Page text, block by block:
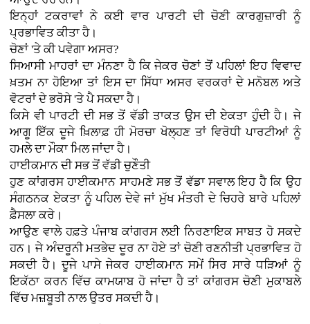
ਇਨ੍ਹਾਂ ਟਕਰਾਵਾਂ ਨੇ ਕਈ ਵਾਰ ਪਾਰਟੀ ਦੀ ਚੋਣੀ ਕਾਰਗੁਜ਼ਾਰੀ ਨੂੰ
ਪ੍ਰਭਾਵਿਤ ਕੀਤਾ ਹੈ।
ਚੋਣਾਂ 'ਤੇ ਕੀ ਪਵੇਗਾ ਅਸਰ?
ਸਿਆਸੀ ਮਾਹਰਾਂ ਦਾ ਮੰਨਣਾ ਹੈ ਕਿ ਜੇਕਰ ਚੋਣਾਂ ਤੋਂ ਪਹਿਲਾਂ ਇਹ ਵਿਵਾਦ
ਖ਼ਤਮ ਨਾ ਹੋਇਆ ਤਾਂ ਇਸ ਦਾ ਸਿੱਧਾ ਅਸਰ ਵਰਕਰਾਂ ਦੇ ਮਨੋਬਲ ਅਤੇ
ਵੋਟਰਾਂ ਦੇ ਭਰੋਸੇ 'ਤੇ ਪੈ ਸਕਦਾ ਹੈ।
ਕਿਸੇ ਵੀ ਪਾਰਟੀ ਦੀ ਸਭ ਤੋਂ ਵੱਡੀ ਤਾਕਤ ਉਸ ਦੀ ਏਕਤਾ ਹੁੰਦੀ ਹੈ। ਜੇ
ਆਗੂ ਇੱਕ ਦੂਜੇ ਖ਼ਿਲਾਫ਼ ਹੀ ਮੋਰਚਾ ਖੋਲ੍ਹਣ ਤਾਂ ਵਿਰੋਧੀ ਪਾਰਟੀਆਂ ਨੂੰ
ਹਮਲੇ ਦਾ ਮੌਕਾ ਮਿਲ ਜਾਂਦਾ ਹੈ।
ਹਾਈਕਮਾਨ ਦੀ ਸਭ ਤੋਂ ਵੱਡੀ ਚੁਣੌਤੀ
ਹੁਣ ਕਾਂਗਰਸ ਹਾਈਕਮਾਨ ਸਾਹਮਣੇ ਸਭ ਤੋਂ ਵੱਡਾ ਸਵਾਲ ਇਹ ਹੈ ਕਿ ਉਹ
ਸੰਗਠਨਕ ਏਕਤਾ ਨੂੰ ਪਹਿਲ ਦੇਵੇ ਜਾਂ ਮੁੱਖ ਮੰਤਰੀ ਦੇ ਚਿਹਰੇ ਬਾਰੇ ਪਹਿਲਾਂ
ਫ਼ੈਸਲਾ ਕਰੇ।
ਆਉਣ ਵਾਲੇ ਹਫ਼ਤੇ ਪੰਜਾਬ ਕਾਂਗਰਸ ਲਈ ਨਿਰਣਾਇਕ ਸਾਬਤ ਹੋ ਸਕਦੇ
ਹਨ। ਜੇ ਅੰਦਰੂਨੀ ਮਤਭੇਦ ਦੂਰ ਨਾ ਹੋਏ ਤਾਂ ਚੋਣੀ ਰਣਨੀਤੀ ਪ੍ਰਭਾਵਿਤ ਹੋ
ਸਕਦੀ ਹੈ। ਦੂਜੇ ਪਾਸੇ ਜੇਕਰ ਹਾਈਕਮਾਨ ਸਮੇਂ ਸਿਰ ਸਾਰੇ ਧੜਿਆਂ ਨੂੰ
ਇਕੱਠਾ ਕਰਨ ਵਿੱਚ ਕਾਮਯਾਬ ਹੋ ਜਾਂਦਾ ਹੈ ਤਾਂ ਕਾਂਗਰਸ ਚੋਣੀ ਮੁਕਾਬਲੇ
ਵਿੱਚ ਮਜ਼ਬੂਤੀ ਨਾਲ ਉਤਰ ਸਕਦੀ ਹੈ।